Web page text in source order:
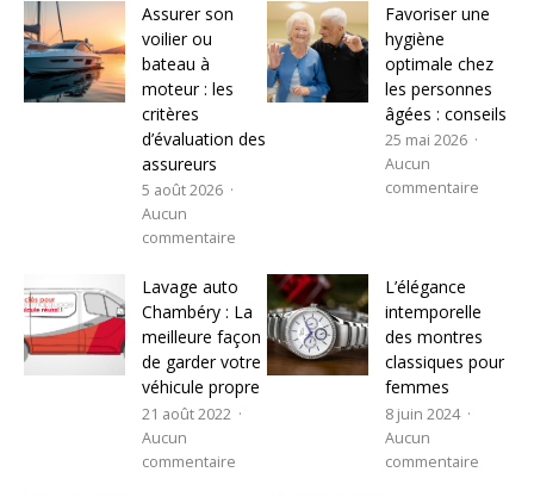
Assurer son
voilier ou
bateau à
moteur : les
critères
d’évaluation des
assureurs
5 août 2026
Aucun
commentaire
Favoriser une
hygiène
optimale chez
les personnes
âgées : conseils
25 mai 2026
Aucun
commentaire
Lavage auto
Chambéry : La
meilleure façon
de garder votre
véhicule propre
21 août 2022
Aucun
commentaire
L’élégance
intemporelle
des montres
classiques pour
femmes
8 juin 2024
Aucun
commentaire